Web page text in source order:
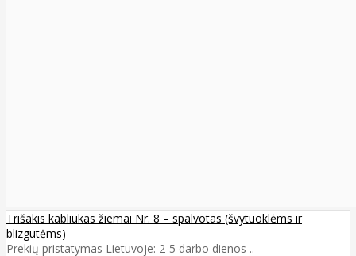
Trišakis kabliukas žiemai Nr. 8 – spalvotas (švytuoklėms ir
blizgutėms)
Prekių pristatymas Lietuvoje: 2-5 darbo dienos ..